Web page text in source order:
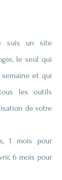
suis un site
le seul qui
semaine et qui
les outils
de votre
1 mois pour
6 mois pour